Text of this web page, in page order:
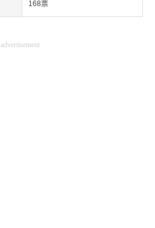
168票
advertisement